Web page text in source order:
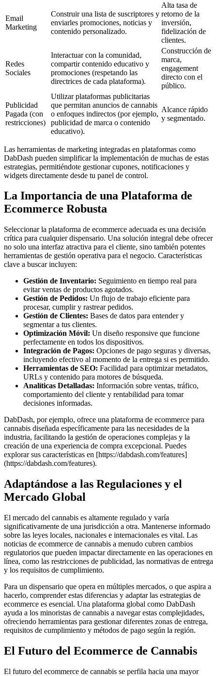
Email
Marketing
Construir una lista de suscriptores y
enviarles promociones, noticias y
contenido personalizado.
Alta tasa de
retorno de la
inversión,
fidelización de
clientes.
Redes
Sociales
Interactuar con la comunidad,
compartir contenido educativo y
promociones (respetando las
directrices de cada plataforma).
Construcción de
marca,
engagement
directo con el
público.
Publicidad
Pagada (con
restricciones)
Utilizar plataformas publicitarias
que permitan anuncios de cannabis
o enfoques indirectos (por ejemplo,
publicidad de marca o contenido
educativo).
Alcance rápido
y segmentado.
Las herramientas de marketing integradas en plataformas como
DabDash pueden simplificar la implementación de muchas de estas
estrategias, permitiéndote gestionar cupones, notificaciones y
widgets directamente desde tu panel de control.
La Importancia de una Plataforma de
Ecommerce Robusta
Seleccionar la plataforma de ecommerce adecuada es una decisión
crítica para cualquier dispensario. Una solución integral debe ofrecer
no solo una interfaz atractiva para el cliente, sino también potentes
herramientas de gestión operativa para el negocio. Características
clave a buscar incluyen:
Gestión de Inventario: Seguimiento en tiempo real para
evitar ventas de productos agotados.
Gestión de Pedidos: Un flujo de trabajo eficiente para
procesar, cumplir y rastrear pedidos.
Gestión de Clientes: Bases de datos para entender y
segmentar a tus clientes.
Optimización Móvil: Un diseño responsive que funcione
perfectamente en todos los dispositivos.
Integración de Pagos: Opciones de pago seguras y diversas,
incluyendo efectivo al momento de la entrega si es permitido.
Herramientas de SEO: Facilidad para optimizar metadatos,
URLs y contenido para motores de búsqueda.
Analíticas Detalladas: Información sobre ventas, tráfico,
comportamiento del cliente y rentabilidad para tomar
decisiones informadas.
DabDash, por ejemplo, ofrece una plataforma de ecommerce para
cannabis diseñada específicamente para las necesidades de la
industria, facilitando la gestión de operaciones complejas y la
creación de una experiencia de compra excepcional. Puedes
explorar sus características en [https://dabdash.com/features]
(https://dabdash.com/features).
Adaptándose a las Regulaciones y el
Mercado Global
El mercado del cannabis es altamente regulado y varía
significativamente de una jurisdicción a otra. Mantenerse informado
sobre las leyes locales, nacionales e internacionales es vital. Las
noticias de ecommerce de cannabis a menudo cubren cambios
regulatorios que pueden impactar directamente en las operaciones en
línea, como las restricciones de publicidad, las normativas de entrega
y los requisitos de cumplimiento.
Para un dispensario que opera en múltiples mercados, o que aspira a
hacerlo, comprender estas diferencias y adaptar las estrategias de
ecommerce es esencial. Una plataforma global como DabDash
ayuda a los minoristas de cannabis a navegar estas complejidades,
ofreciendo herramientas para gestionar diferentes zonas de entrega,
requisitos de cumplimiento y métodos de pago según la región.
El Futuro del Ecommerce de Cannabis
El futuro del ecommerce de cannabis se perfila hacia una mayor